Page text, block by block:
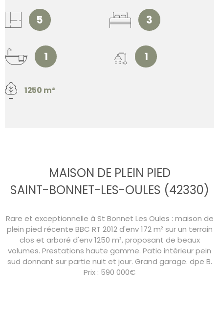
5 3
1 1
1250 m²
MAISON DE PLEIN PIED
SAINT-BONNET-LES-OULES (42330)
Rare et exceptionnelle à St Bonnet Les Oules : maison de
plein pied récente BBC RT 2012 d'env 172 m² sur un terrain
clos et arboré d'env 1250 m², proposant de beaux
volumes. Prestations haute gamme. Patio intérieur pein
sud donnant sur partie nuit et jour. Grand garage. dpe B.
Prix : 590 000€